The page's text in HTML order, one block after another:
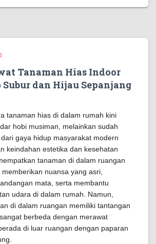
Tanaman Hias Indoor
Subur dan Hijau Sepanjang
tanaman hias di dalam rumah kini
hobi musiman, melainkan sudah
gaya hidup masyarakat modern
keindahan estetika dan kesehatan
tanaman di dalam ruangan
nuansa yang asri,
mata, serta membantu
udara di dalam rumah. Namun,
di dalam ruangan memiliki tantangan
berbeda dengan merawat
di luar ruangan dengan paparan